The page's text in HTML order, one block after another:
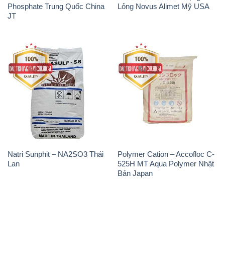
Natri Sunphit – NA2SO3 Thái
Polymer Cation – Accofloc C-
525H MT Aqua Polymer Nhật
Bản Japan